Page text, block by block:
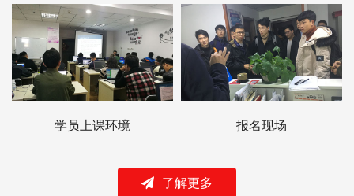
学员上课环境 报名现场
了解更多